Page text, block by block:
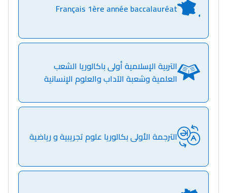
Français 1ère année baccalauréat
التربية الإسلامية أولى باكالوريا الشعب
العلمية وشعبة الآداب والعلوم الإنسانية
الترجمة الأولى بكالوريا علوم تجريبية و رياضية